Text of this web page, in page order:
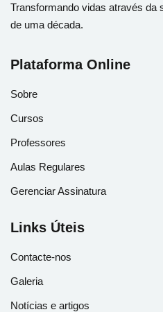
Transformando vidas através da
de uma década.
Plataforma Online
Sobre
Cursos
Professores
Aulas Regulares
Gerenciar Assinatura
Links Úteis
Contacte-nos
Galeria
Notícias e artigos